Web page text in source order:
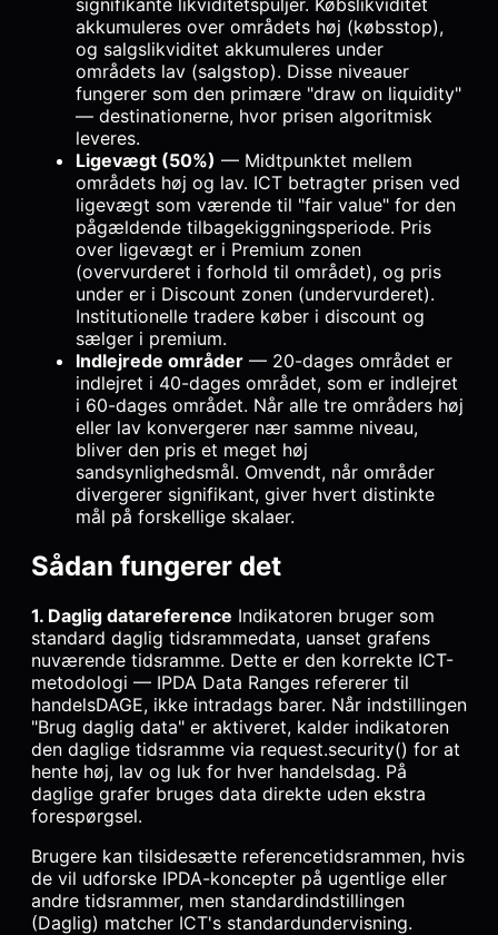
signifikante likviditetspuljer. Købslikviditet
akkumuleres over områdets høj (købsstop),
og salgslikviditet akkumuleres under
områdets lav (salgstop). Disse niveauer
fungerer som den primære "draw on liquidity"
— destinationerne, hvor prisen algoritmisk
leveres.
Ligevægt (50%) — Midtpunktet mellem
områdets høj og lav. ICT betragter prisen ved
ligevægt som værende til "fair value" for den
pågældende tilbagekiggningsperiode. Pris
over ligevægt er i Premium zonen
(overvurderet i forhold til området), og pris
under er i Discount zonen (undervurderet).
Institutionelle tradere køber i discount og
sælger i premium.
Indlejrede områder — 20-dages området er
indlejret i 40-dages området, som er indlejret
i 60-dages området. Når alle tre områders høj
eller lav konvergerer nær samme niveau,
bliver den pris et meget høj
sandsynlighedsmål. Omvendt, når områder
divergerer signifikant, giver hvert distinkte
mål på forskellige skalaer.
Sådan fungerer det
1. Daglig datareference Indikatoren bruger som
standard daglig tidsrammedata, uanset grafens
nuværende tidsramme. Dette er den korrekte ICT-
metodologi — IPDA Data Ranges refererer til
handelsDAGE, ikke intradags barer. Når indstillingen
"Brug daglig data" er aktiveret, kalder indikatoren
den daglige tidsramme via request.security() for at
hente høj, lav og luk for hver handelsdag. På
daglige grafer bruges data direkte uden ekstra
forespørgsel.
Brugere kan tilsidesætte referencetidsrammen, hvis
de vil udforske IPDA-koncepter på ugentlige eller
andre tidsrammer, men standardindstillingen
(Daglig) matcher ICT's standardundervisning.